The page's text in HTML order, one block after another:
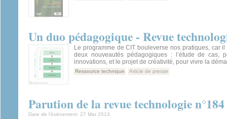
Un duo pédagogique - Revue
Le programme de CIT bouleverse nos pratiques, car il
deux nouveautés pédagogiques : l’étude de cas,
innovations, et le projet de créativité, pour vivre la
Ressource technique Article de presse
Parution de la revue technologie
Date de l’événement: 27 Mar 2013